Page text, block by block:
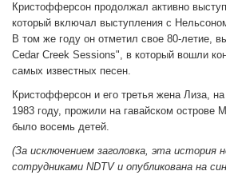
Кристофферсон продолжал активно
который включал выступления с
В том же году он отметил свое 80-летие,
Cedar Creek Sessions", в который вошли
самых известных песен.
Кристофферсон и его третья жена Лиза,
1983 году, прожили на гавайском острове
было восемь детей.
(За исключением заголовка, эта история
сотрудниками NDTV и опубликована на